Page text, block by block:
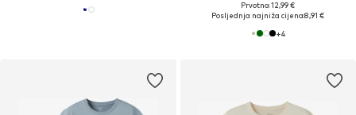
Prvotno: 12,99 €
Posljednja najniža cijena:8,91 €
+4